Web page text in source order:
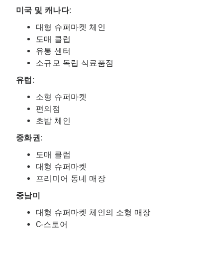
미국 및 캐나다:
대형 슈퍼마켓 체인
도매 클럽
유통 센터
소규모 독립 식료품점
유럽:
소형 슈퍼마켓
편의점
초밥 체인
중화권:
도매 클럽
대형 슈퍼마켓
프리미어 동네 매장
중남미
대형 슈퍼마켓 체인의 소형 매장
C-스토어